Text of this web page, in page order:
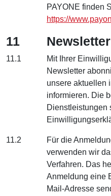
PAYONE finden
https://
11 Newsletter
11.1
Mit Ihrer
Newsletter
unsere aktuellen
informieren. Die
Dienstleistungen
11.2
Für die
verwenden wir
Verfahren. Das
Anmeldung eine
Mail-Adresse